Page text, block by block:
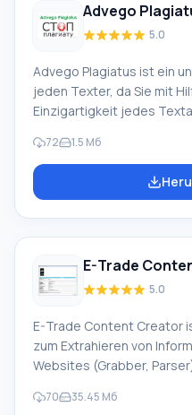
Kameraleute, Schauspieler
Advego
5.0
Advego Plagiatus ist ein
jeden Texter, da Sie mit
Einzigartigkeit jedes
einen originellen Artikel zu
Einzigartigkeit mit dem
überprüfen. Die Suche
Einzigartigkeit angezeigt.
72 1.5 Мб
E-Trade
5.0
E-Trade Content Creator
zum Extrahieren von
Websites (Grabber,
Eigenschaften,
70 35.45 Мб